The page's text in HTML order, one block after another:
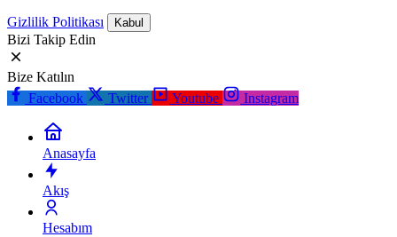
Gizlilik Politikası Kabul
Bizi Takip Edin
Bize Katılın
Facebook
Twitter Youtube Instagram
Anasayfa
Akış
Hesabım